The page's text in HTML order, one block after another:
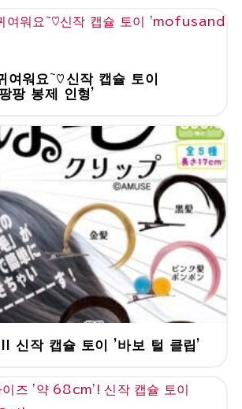
여워요~♡신작 캡슐 토이
봉제 인형'
신작 캡슐 토이 '바보 털 클립'